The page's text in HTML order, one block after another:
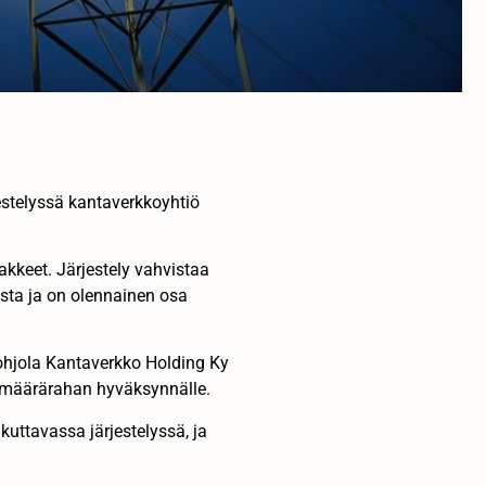
kantaverkkoyhtiö
Järjestely vahvistaa
ja on olennainen osa
Kantaverkko Holding Ky
hyväksynnälle.
järjestelyssä, ja